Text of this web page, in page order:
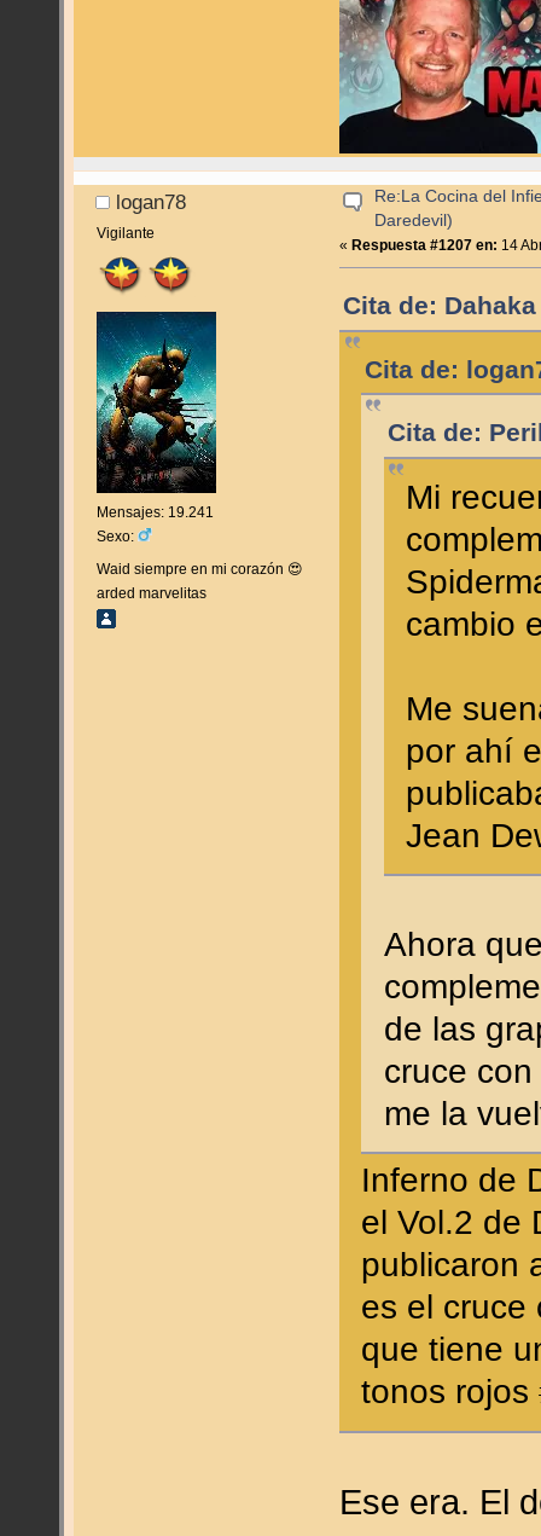
logan78
Vigilante
Mensajes: 19.241
Sexo:
Waid siempre en mi corazón 😍
arded marvelitas
Re:La Cocina del
Daredevil)
« Respuesta #1207 en: 14
Cita de:
Cita de:
Cita de:
Mi
cambio
Me
por ahí
Jean
Ahora
de las
cruce
me la
Inferno de
el Vol.2 de
publicaron
es el cruce
que tiene
tonos rojos
Ese era. El